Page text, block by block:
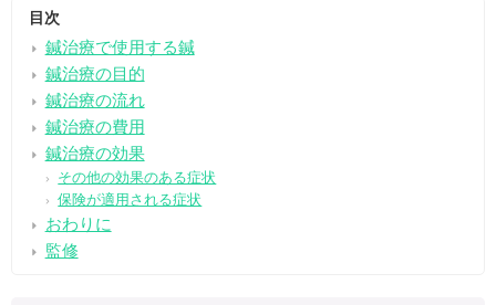
目次
鍼治療で使用する鍼
鍼治療の目的
鍼治療の流れ
鍼治療の費用
鍼治療の効果
その他の効果のある症状
保険が適用される症状
おわりに
監修